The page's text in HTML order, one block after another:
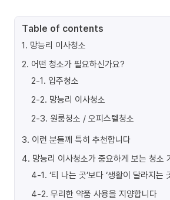
Table of contents
1. 망능리 이사청소
2. 어떤 청소가 필요하신가요?
2-1. 입주청소
2-2. 망능리 이사청소
2-3. 원룸청소 / 오피스텔청소
3. 이런 분들께 특히 추천합니다
4. 망능리 이사청소가 중요하게 보는 청소
4-1. ‘티 나는 곳’보다 ‘생활이 달라지는
4-2. 무리한 약품 사용을 지양합니다